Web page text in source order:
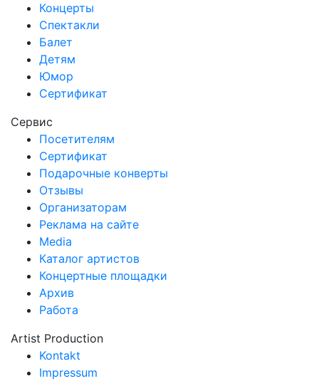
Концерты
Спектакли
Балет
Детям
Юмор
Сертификат
Сервис
Посетителям
Сертификат
Подарочные конверты
Отзывы
Организаторам
Реклама на сайте
Media
Каталог артистов
Концертные площадки
Архив
Работа
Artist Production
Kontakt
Impressum